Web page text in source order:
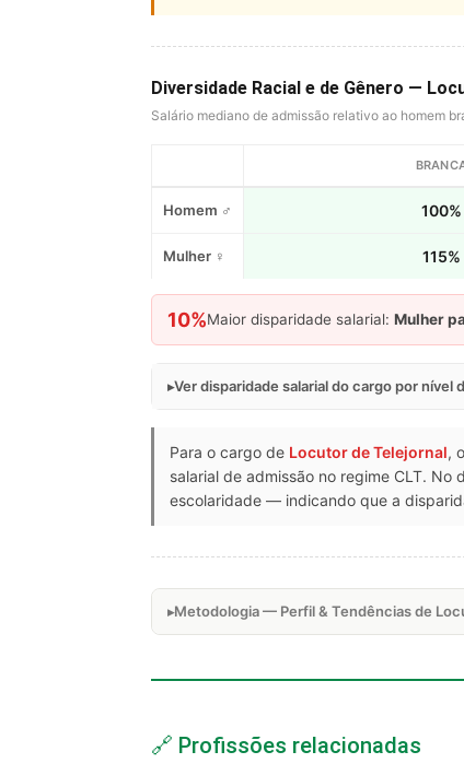
Diversidade Racial e de Gênero —
Salário mediano de admissão relativo ao homem
Homem ♂ 100%
Mulher ♀ 115%
10%Maior disparidade salarial: Mulher
Ver disparidade salarial do cargo por nível
Para o cargo de Locutor de Telejornal,
salarial de admissão no regime CLT.
escolaridade — indicando que a
Metodologia — Perfil & Tendências de
🔗 Profissões relacionadas